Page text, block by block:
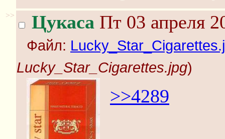
>> Цукаса Пт 03 апреля
Файл:
Lucky_Star_Cigarettes.jpg)
>>4289